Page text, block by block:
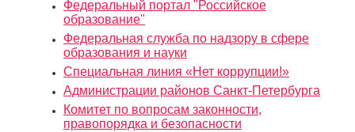
Федеральный портал "Российское
образование"
Федеральная служба по надзору в сфере
образования и науки
Специальная линия «Нет коррупции!»
Администрации районов Санкт-Петербурга
Комитет по вопросам законности,
правопорядка и безопасности